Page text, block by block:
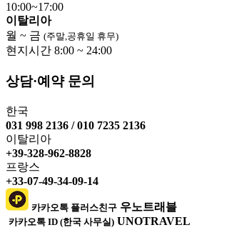
10:00~17:00
이탈리아
월 ~ 금 (주말,공휴일 휴무)
현지시간 8:00 ~ 24:00
상담·예약 문의
한국
031 998 2136 / 010 7235 2136
이탈리아
+39-328-962-8828
프랑스
+33-07-49-34-09-14
카카오톡 플러스친구 우노트래블
카카오톡 ID (한국 사무실) UNOTRAVEL